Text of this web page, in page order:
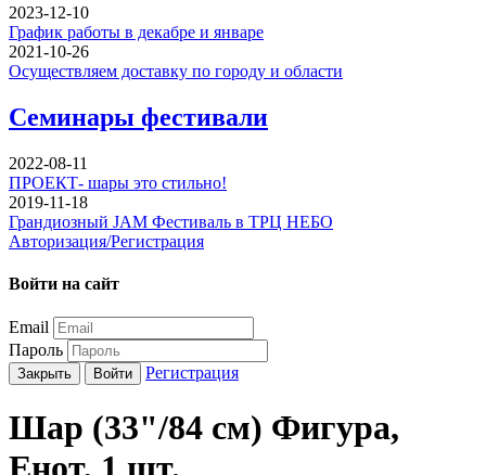
2023-12-10
График работы в декабре и январе
2021-10-26
Осуществляем доставку по городу и области
Семинары фестивали
2022-08-11
ПРОЕКТ- шары это стильно!
2019-11-18
Грандиозный JAM Фестиваль в ТРЦ НЕБО
Авторизация/Регистрация
Войти на сайт
Email
Пароль
Закрыть Войти Регистрация
Шар (33"/84 см) Фигура,